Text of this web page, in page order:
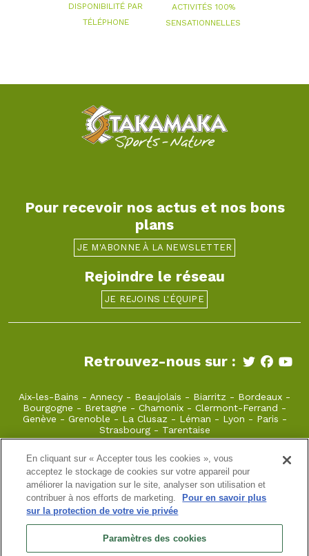
DISPONIBILITÉ PAR
TÉLÉPHONE
ACTIVITÉS 100%
SENSATIONNELLES
Pour recevoir nos actus et nos bons
plans
JE M'ABONNE À LA NEWSLETTER
Rejoindre le réseau
JE REJOINS L'ÉQUIPE
Retrouvez-nous sur :
Aix-les-Bains - Annecy - Beaujolais - Biarritz - Bordeaux -
Bourgogne - Bretagne - Chamonix - Clermont-Ferrand -
Genève - Grenoble - La Clusaz - Léman - Lyon - Paris -
Strasbourg- Tarentaise
laclusaz@takamaka.fr
04 50 45 60 61 . 74220 La Clusaz
-Mon compte-Informations pratiques
Conditions générales de vente-Newsletter
En cliquant sur « Accepter tous les cookies », vous
acceptez le stockage de cookies sur votre appareil pour
améliorer la navigation sur le site, analyser son utilisation et
contribuer à nos efforts de marketing.
Pour en savoir plus
sur la protection de votre vie privée
Paramètres des cookies